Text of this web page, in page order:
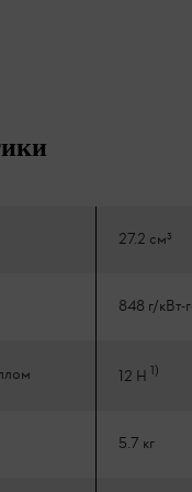
27.2 см³
848 г/кВт-
12 Н 1)
5.7 кг